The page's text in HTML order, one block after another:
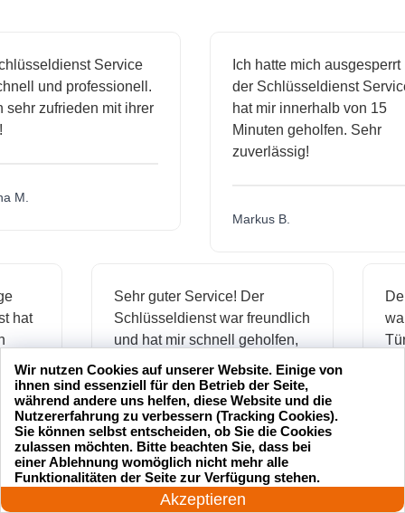
Service
und professionell.
zufrieden mit ihrer
Ich hatte mich ausgesperrt und
der Schlüsseldienst Service
hat mir innerhalb von 15
Minuten geholfen. Sehr
zuverlässig!
Markus B.
hat
Sehr guter Service! Der
Schlüsseldienst war freundlich
und hat mir schnell geholfen,
als ich meine Schlüssel
verloren hatte.
Jonas M.
24 Stunden am Tag
Akzeptieren
Wir nutzen Cookies auf unserer Website. Einige von
ihnen sind essenziell für den Betrieb der Seite,
während andere uns helfen, diese Website und die
Nutzererfahrung zu verbessern (Tracking Cookies).
Sie können selbst entscheiden, ob Sie die Cookies
zulassen möchten. Bitte beachten Sie, dass bei
einer Ablehnung womöglich nicht mehr alle
Funktionalitäten der Seite zur Verfügung stehen.